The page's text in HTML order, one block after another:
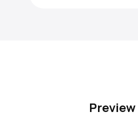
Preview